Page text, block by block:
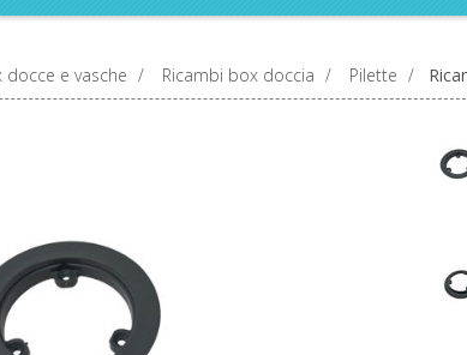
docce e vasche / Ricambi box doccia / Pilette /